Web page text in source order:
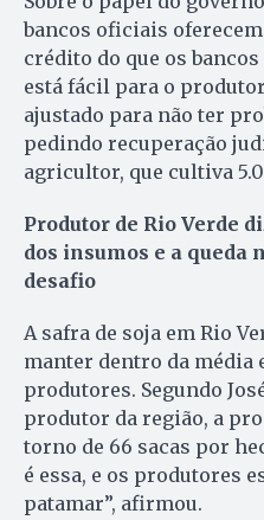
bancos oficiais
crédito do que os
está fácil para o
ajustado para não ter
pedindo recuperação
agricultor, que cultiva
Produtor de Rio Verde
dos insumos e a queda
desafio
A safra de soja em Rio
manter dentro da média
produtores. Segundo
produtor da região, a
torno de 66 sacas por
é essa, e os produtores
patamar”, afirmou.